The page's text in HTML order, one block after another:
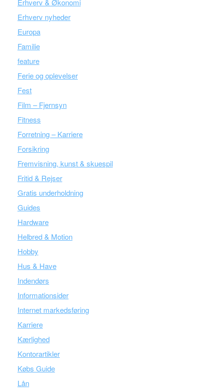
Erhverv & Økonomi
Erhverv nyheder
Europa
Familie
feature
Ferie og oplevelser
Fest
Film – Fjernsyn
Fitness
Forretning – Karriere
Forsikring
Fremvisning, kunst & skuespil
Fritid & Rejser
Gratis underholdning
Guides
Hardware
Helbred & Motion
Hobby
Hus & Have
Indendørs
Informationsider
Internet markedsføring
Karriere
Kærlighed
Kontorartikler
Købs Guide
Lån